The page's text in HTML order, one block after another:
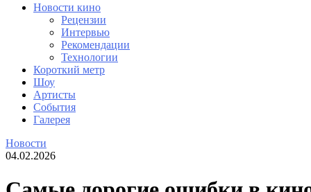
Новости кино
Рецензии
Интервью
Рекомендации
Технологии
Короткий метр
Шоу
Артисты
События
Галерея
Новости
04.02.2026